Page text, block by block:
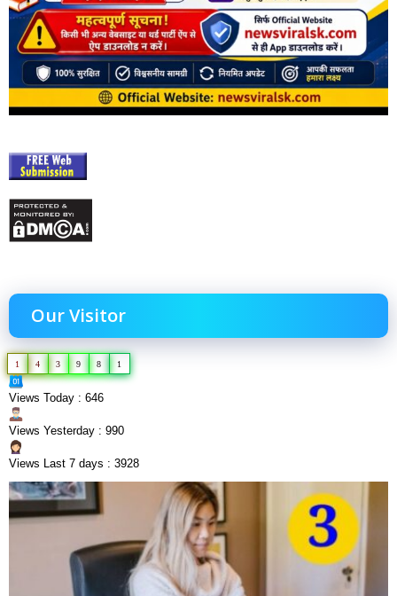
Our Visitor
1 4 3 9 8 1
Views Today : 646
Views Yesterday : 990
Views Last 7 days : 3928